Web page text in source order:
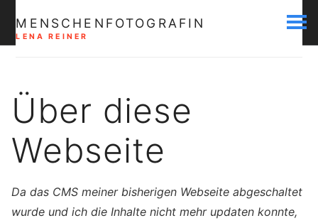
MENSCHENFOTOGRAFIN
LENA REINER
Über diese
Webseite
Da das CMS meiner bisherigen Webseite abgeschaltet
wurde und ich die Inhalte nicht mehr updaten konnte,